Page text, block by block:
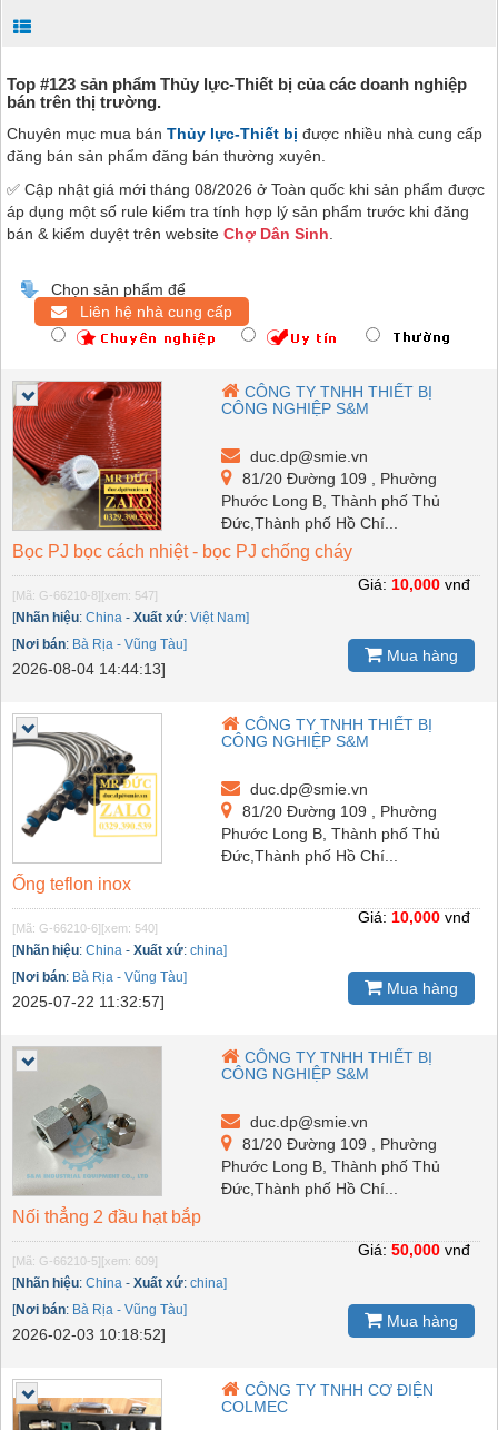
Top #123 sản phẩm Thủy lực-Thiết bị của các doanh nghiệp
bán trên thị trường.
Chuyên mục mua bán Thủy lực-Thiết bị được nhiều nhà cung cấp
đăng bán sản phẩm đăng bán thường xuyên.
✅ Cập nhật giá mới tháng 08/2026 ở Toàn quốc khi sản phẩm được
áp dụng một số rule kiểm tra tính hợp lý sản phẩm trước khi đăng
bán & kiểm duyệt trên website Chợ Dân Sinh
Chọn sản phẩm để
Liên hệ nhà cung cấp
CÔNG TY TNHH THIẾT BỊ
CÔNG NGHIỆP S&M
duc.dp@smie.vn
81/20 Đường 109 , Phường
Phước Long B, Thành phố Thủ
Đức,Thành phố Hồ Chí...
Bọc PJ bọc cách nhiệt - bọc PJ chống cháy
[Mã: G-66210-8][xem: 547]
[Nhãn hiệu: China - Xuất xứ: Việt Nam]
[Nơi bán: Bà Rịa - Vũng Tàu]
2026-08-04 14:44:13]
Giá: 10,000 vnđ
Mua hàng
CÔNG TY TNHH THIẾT BỊ
CÔNG NGHIỆP S&M
duc.dp@smie.vn
81/20 Đường 109 , Phường
Phước Long B, Thành phố Thủ
Đức,Thành phố Hồ Chí...
Ống teflon inox
[Mã: G-66210-6][xem: 540]
[Nhãn hiệu: China - Xuất xứ: china]
[Nơi bán: Bà Rịa - Vũng Tàu]
2025-07-22 11:32:57]
Giá: 10,000 vnđ
Mua hàng
CÔNG TY TNHH THIẾT BỊ
CÔNG NGHIỆP S&M
duc.dp@smie.vn
81/20 Đường 109 , Phường
Phước Long B, Thành phố Thủ
Đức,Thành phố Hồ Chí...
Nối thẳng 2 đầu hạt bắp
[Mã: G-66210-5][xem: 609]
[Nhãn hiệu: China - Xuất xứ: china]
[Nơi bán: Bà Rịa - Vũng Tàu]
2026-02-03 10:18:52]
Giá: 50,000 vnđ
Mua hàng
CÔNG TY TNHH CƠ ĐIỆN
COLMEC